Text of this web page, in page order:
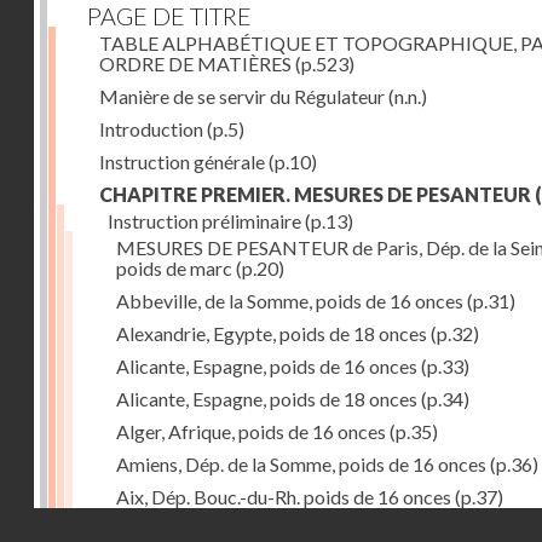
PAGE DE TITRE
TABLE ALPHABÉTIQUE ET TOPOGRAPHIQUE,
ORDRE DE MATIÈRES (p.523)
Manière de se servir du Régulateur(n.n.)
Introduction(p.5)
Instruction générale(p.10)
CHAPITRE PREMIER. MESURES DE PESANTEUR
Instruction préliminaire(p.13)
MESURES DE PESANTEUR de Paris, Dép. de la
poids de marc (p.20)
Abbeville, de la Somme, poids de 16 onces (p.31)
Alexandrie, Egypte, poids de 18 onces (p.32)
Alicante, Espagne, poids de 16 onces (p.33)
Alicante, Espagne, poids de 18 onces (p.34)
Alger, Afrique, poids de 16 onces (p.35)
Amiens, Dép. de la Somme, poids de 16 onces (p.36)
Aix, Dép. Bouc.-du-Rh. poids de 16 onces (p.37)